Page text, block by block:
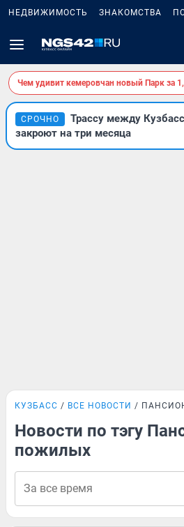
НЕДВИЖИМОСТЬ ЗНАКОМСТВА
Чем удивит кемеровчан новый Парк за
СРОЧНО
Трассу между
закроют на три месяца
КУЗБАСС ВСЕ НОВОСТИ
Новости по тэгу
пожилых